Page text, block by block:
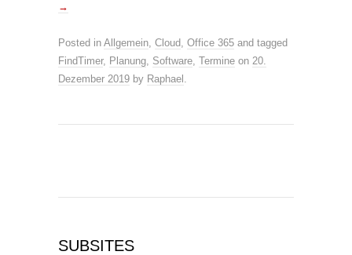
→
Posted in Allgemein, Cloud, Office 365 and tagged
FindTimer, Planung, Software, Termine on 20.
Dezember 2019 by Raphael .
SUBSITES